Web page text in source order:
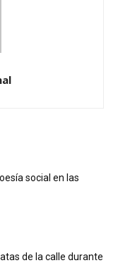
social en las
de la calle durante